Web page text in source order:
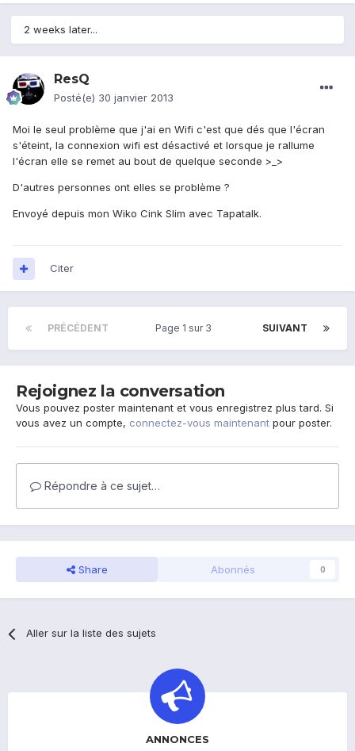
2 weeks later...
ResQ
Posté(e) 30 janvier 2013
Moi le seul problème que j'ai en Wifi c'est que dés que l'écran
s'éteint, la connexion wifi est désactivé et lorsque je rallume
l'écran elle se remet au bout de quelque seconde >_>
D'autres personnes ont elles se problème ?
Envoyé depuis mon Wiko Cink Slim avec Tapatalk.
Citer
PRÉCÉDENT SUIVANT
Page 1 sur 3
Rejoignez la conversation
Vous pouvez poster maintenant et vous enregistrez plus tard. Si
vous avez un compte, connectez-vous maintenant pour poster.
Répondre à ce sujet…
Share Abonnés 0
Aller sur la liste des sujets
ANNONCES